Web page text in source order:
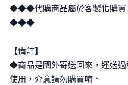
◆◆◆代購商品屬於客製化購買
◆◆◆
【備註】
◆商品是國外寄送回來，運送
使用，介意請勿購買唷。